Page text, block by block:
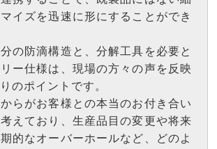
イズを迅速に形にすることができ
の防滴構造と、分解工具を必要と
ー仕様は、現場の方々の声を反映
のポイントです。
らがお客様との本当のお付き合い
えており、生産品目の変更や将来
的なオーバーホールなど、どのよ